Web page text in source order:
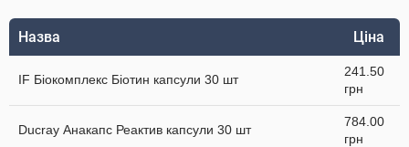
Назва Ціна
IF Біокомплекс Біотин капсули 30 шт
241.50
грн
Ducray Анакапс Реактив капсули 30 шт
784.00
грн